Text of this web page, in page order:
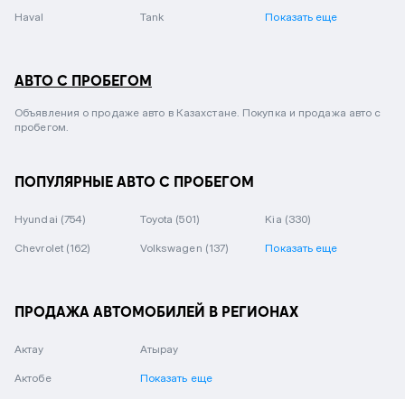
Haval Tank Показать еще
АВТО С ПРОБЕГОМ
Объявления о продаже авто в Казахстане. Покупка и продажа авто с
пробегом.
ПОПУЛЯРНЫЕ АВТО С ПРОБЕГОМ
Hyundai (754) Toyota (501) Kia (330)
Chevrolet (162) Volkswagen (137) Показать еще
ПРОДАЖА АВТОМОБИЛЕЙ В РЕГИОНАХ
Актау
Актобе
Атырау
Показать еще